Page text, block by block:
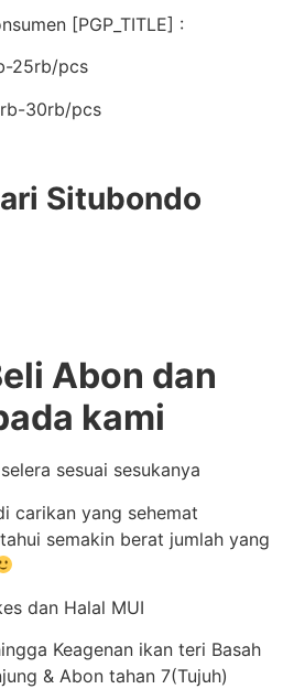
[PGP_TITLE] :
25rb/pcs
30rb/pcs
Situbondo
Abon dan
kami
sesuai sesukanya
carikan yang sehemat
semakin berat jumlah yang
dan Halal MUI
Keagenan ikan teri Basah
& Abon tahan 7(Tujuh)